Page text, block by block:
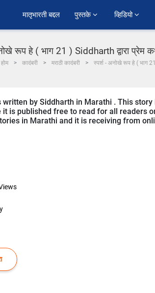
﻿मातृभारती बद्दल पुस्तके व्हिडियो
रूप हे ( भाग 21 ) Siddharth द्वारा प्रेम
होम कादंबरी मराठी कादंबरी स्पर्श - अनोखे रूप हे ( भाग
by Siddharth in Marathi . This
is published free to read for all readers
in Marathi and it is receiving from